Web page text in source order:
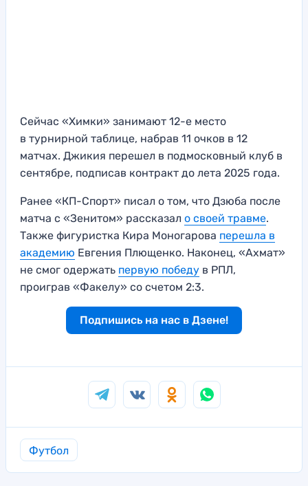
Сейчас «Химки» занимают 12-е место
в турнирной таблице, набрав 11 очков в 12
матчах. Джикия перешел в подмосковный клуб в
сентябре, подписав контракт до лета 2025 года.
Ранее «КП-Спорт» писал о том, что Дзюба после
матча с «Зенитом» рассказал о своей травме.
Также фигуристка Кира Моногарова перешла в
академию Евгения Плющенко. Наконец, «Ахмат»
не смог одержать первую победу в РПЛ,
проиграв «Факелу» со счетом 2:3.
Подпишись на нас в Дзене!
Футбол